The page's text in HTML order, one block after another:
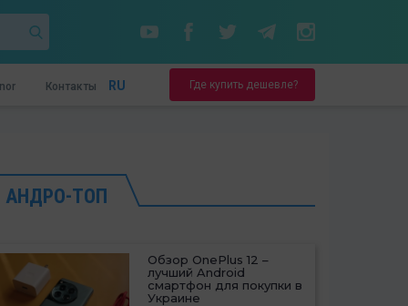
Контакты RU Где купить дешевле?
АНДРО-ТОП
Обзор OnePlus 12 –
лучший Android
смартфон для покупки в
Украине